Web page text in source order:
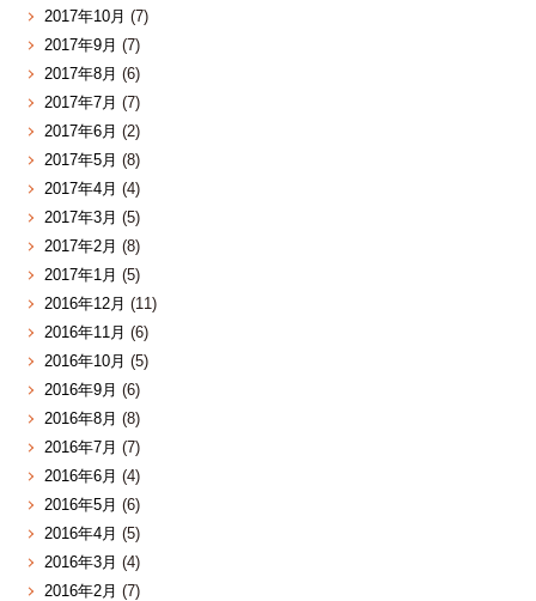
2017年10月 (7)
2017年9月 (7)
2017年8月 (6)
2017年7月 (7)
2017年6月 (2)
2017年5月 (8)
2017年4月 (4)
2017年3月 (5)
2017年2月 (8)
2017年1月 (5)
2016年12月 (11)
2016年11月 (6)
2016年10月 (5)
2016年9月 (6)
2016年8月 (8)
2016年7月 (7)
2016年6月 (4)
2016年5月 (6)
2016年4月 (5)
2016年3月 (4)
2016年2月 (7)